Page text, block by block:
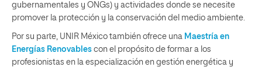
gubernamentales y ONGs) y actividades donde se necesite
promover la protección y la conservación del medio ambiente.
Por su parte, UNIR México también ofrece una Maestría en
Energías Renovables con el propósito de formar a los
profesionistas en la especialización en gestión energética y